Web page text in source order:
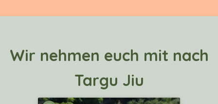
Wir nehmen euch mit nach
Targu Jiu